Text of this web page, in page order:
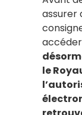
assurer
le